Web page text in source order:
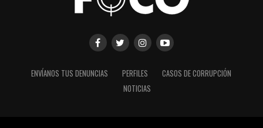
ENVÍANOS TUS DENUNCIAS PERFILES
CASOS DE CORRUPCIÓN
NOTICIAS